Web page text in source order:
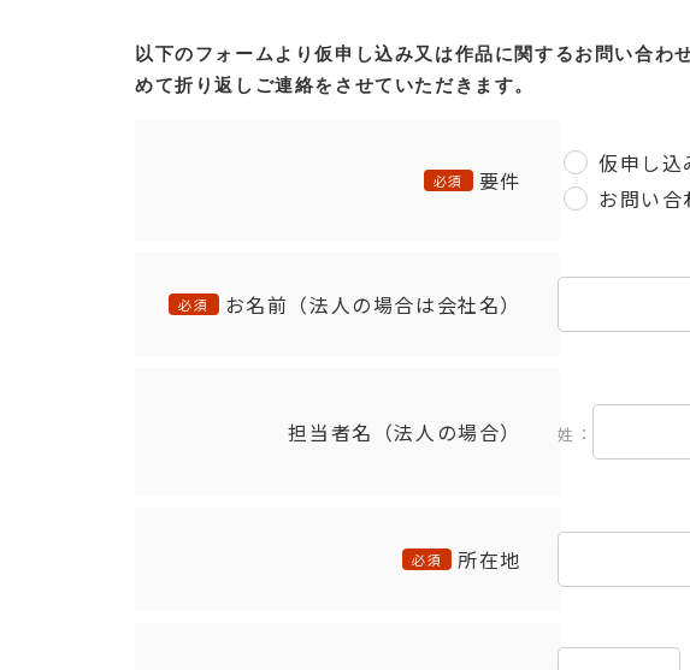
以下のフォームより仮申し込み又は作品に関するお問い合わ
めて折り返しご連絡をさせていただきます。
必須 要件
仮申し込
お問い合
必須 お名前（法人の場合は会社名）
担当者名（法人の場合） 姓：
必須 所在地